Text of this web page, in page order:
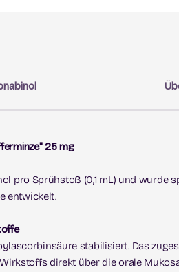
25 mg
pro Sprühstoß (0,1 mL) und wurde
entwickelt.
stabilisiert. Das
direkt über die orale